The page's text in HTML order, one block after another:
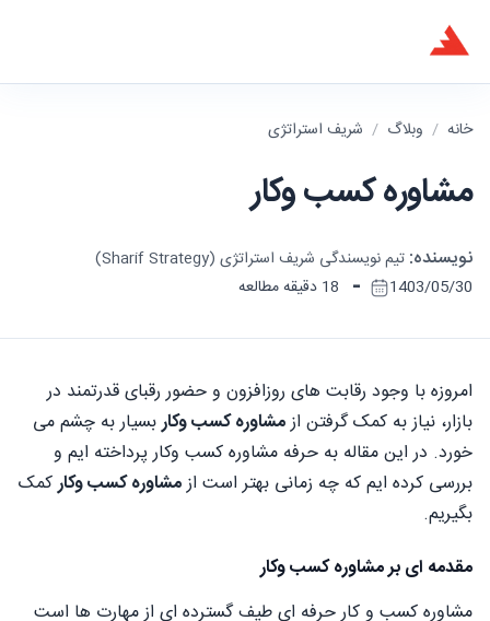
خانه / وبلاگ / شریف استراتژی
مشاوره کسب وکار
نویسنده: تیم نویسندگی شریف استراتژی (Sharif Strategy)
1403/05/30
- 18 دقیقه مطالعه
امروزه با وجود رقابت های روزافزون و حضور رقبای قدرتمند در
بازار، نیاز به کمک گرفتن ازمشاوره کسب وکاربسیار به چشم می
خورد. در این مقاله به حرفه مشاوره کسب وکار پرداخته ایم و
بررسی کرده ایم که چه زمانی بهتر است ازمشاوره کسب وکارکمک
بگیریم.
مقدمه ای بر مشاوره کسب وکار
مشاوره کسب و کار حرفه ای طیف گسترده ای از مهارت ها است